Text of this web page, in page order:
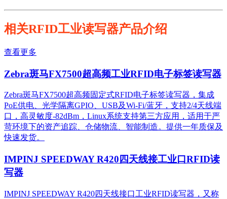
相关RFID工业读写器产品介绍
查看更多
Zebra斑马FX7500超高频工业RFID电子标签读写器
Zebra斑马FX7500超高频固定式RFID电子标签读写器，集成
PoE供电、光学隔离GPIO、USB及Wi-Fi/蓝牙，支持2/4天线端
口，高灵敏度-82dBm，Linux系统支持第三方应用，适用于严
苛环境下的资产追踪、仓储物流、智能制造。提供一年质保及
快速发货。
IMPINJ SPEEDWAY R420四天线接工业口RFID读
写器
IMPINJ SPEEDWAY R420四天线接口工业RFID读写器，又称